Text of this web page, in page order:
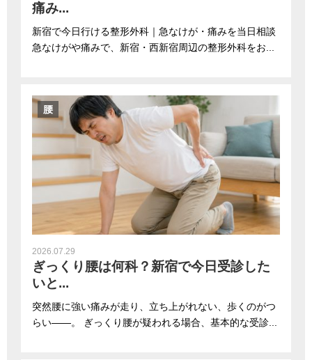
痛み...
新宿で今日行ける整形外科｜急なけが・痛みを当日相談
急なけがや痛みで、新宿・西新宿周辺の整形外科をお...
腰
2026.07.29
ぎっくり腰は何科？新宿で今日受診した
いと...
突然腰に強い痛みが走り、立ち上がれない、歩くのがつ
らい――。 ぎっくり腰が疑われる場合、基本的な受診...